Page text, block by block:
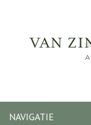
NAVIGATIE